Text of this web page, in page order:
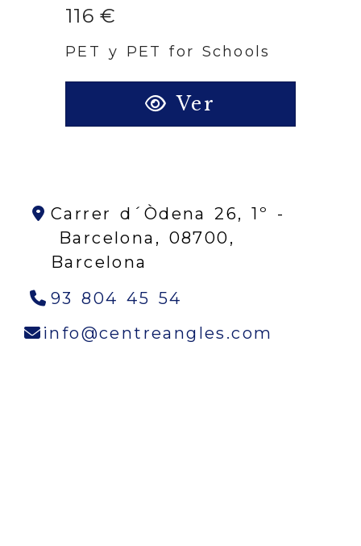
116 €
PET y PET for Schools
Ver
Carrer d´Òdena 26, 1º -
Barcelona, 08700,
Barcelona
93 804 45 54
info
centreangles.com